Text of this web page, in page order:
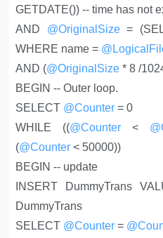
GETDATE()) -- time has not
AND @OriginalSize=
WHERE name =
AND (@OriginalSize * 8 /
BEGIN -- Outer loop.
SELECT @Counter = 0
WHILE ((@Counter <
(@Counter < 50000))
BEGIN -- update
INSERT DummyTrans
DummyTrans
SELECT @Counter =